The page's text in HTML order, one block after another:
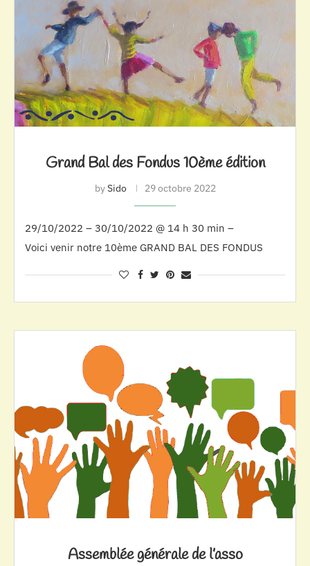
Grand Bal des Fondus 10ème édition
bySido 29 octobre 2022
29/10/2022 – 30/10/2022 @ 14 h 30 min –
Voici venir notre 10ème GRAND BAL DES FONDUS
Assemblée générale de l’asso